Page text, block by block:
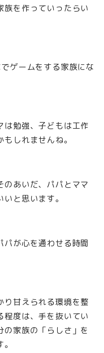
族を作っていったらい
ゲームをする家族にな
は勉強、子どもは工作
しれませんね。
のあいだ、パパとママ
と思います。
パが心を通わせる時間
り甘えられる環境を整
程度は、手を抜いてい
の家族の「らしさ」を